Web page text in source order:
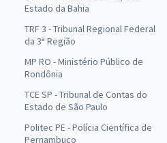
Estado da Bahia
TRF 3 - Tribunal Regional Federal
da 3ª Região
MP RO - Ministério Público de
Rondônia
TCE SP - Tribunal de Contas do
Estado de São Paulo
Politec PE - Polícia Científica de
Pernambuco